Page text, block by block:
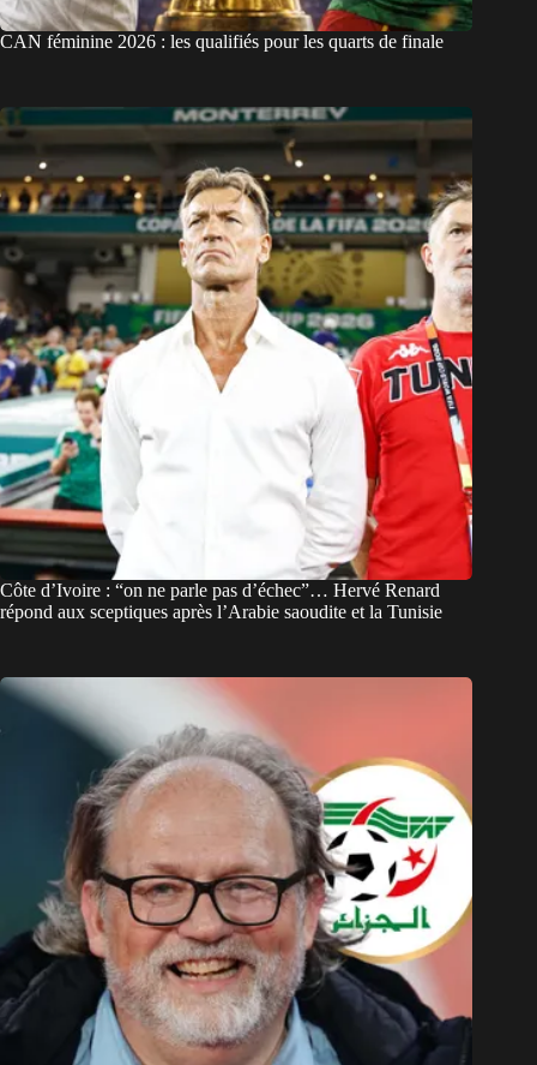
CAN féminine 2026 : les qualifiés pour les quarts de finale
Côte d’Ivoire : “on ne parle pas d’échec”… Hervé Renard
répond aux sceptiques après l’Arabie saoudite et la Tunisie